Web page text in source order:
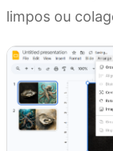
limpos ou